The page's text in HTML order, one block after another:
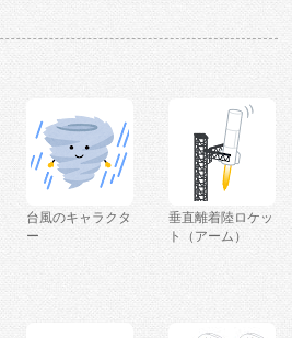
台風のキャラクタ
ー
垂直離着陸ロケッ
ト（アーム）